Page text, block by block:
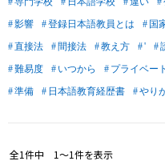
影響
登録日本語教員とは 国
直接法
間接法 教え方 '
難易度
いつから プライベー
準備
日本語教育経歴書 やり
全1件中 1〜1件を表示